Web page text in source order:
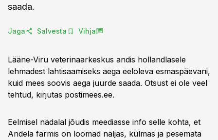
saada.
Jaga Salvesta Vihja
Lääne-Viru veterinaarkeskus andis hollandlasele
lehmadest lahtisaamiseks aega eeloleva esmaspäevani,
kuid mees soovis aega juurde saada. Otsust ei ole veel
tehtud, kirjutas postimees.ee.
Eelmisel nädalal jõudis meediasse info selle kohta, et
Andela farmis on loomad näljas, külmas ja pesemata